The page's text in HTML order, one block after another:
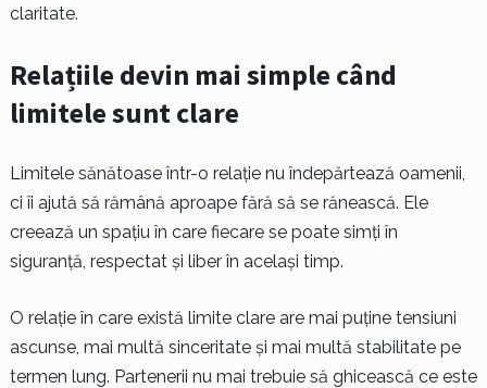
claritate.
Relațiile devin mai simple când
limitele sunt clare
Limitele sănătoase într-o relație nu îndepărtează oamenii,
ci îi ajută să rămână aproape fără să se rănească. Ele
creează un spațiu în care fiecare se poate simți în
siguranță, respectat și liber în același timp.
O relație în care există limite clare are mai puține tensiuni
ascunse, mai multă sinceritate și mai multă stabilitate pe
termen lung. Partenerii nu mai trebuie să ghicească ce este